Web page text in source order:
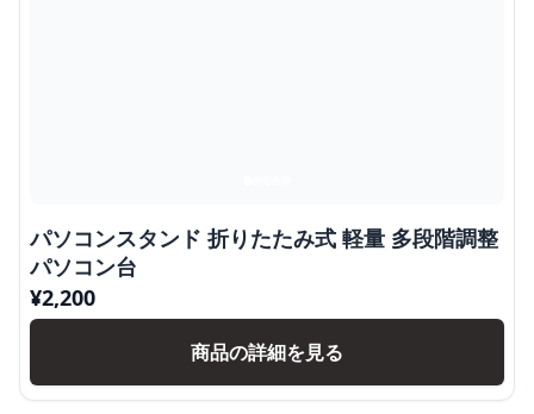
パソコンスタンド 折りたたみ式 軽量 多段階調整
パソコン台
¥2,200
商品の詳細を見る